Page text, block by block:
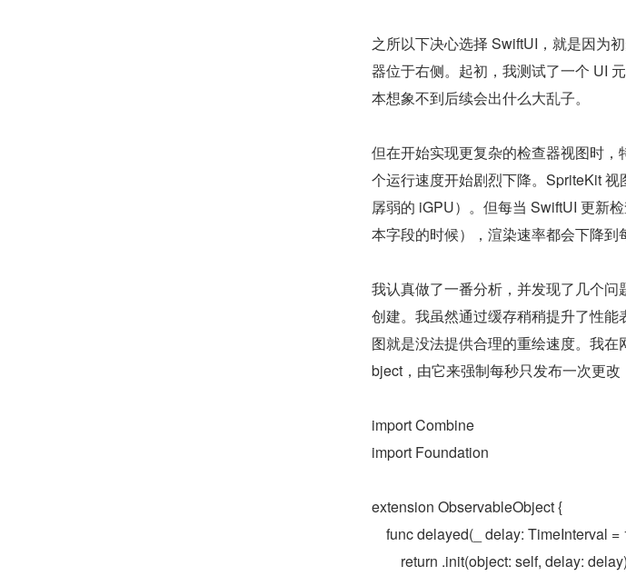
之所以下决心选择 SwiftUI，就是因为
器位于右侧。起初，我测试了一个 UI
本想象不到后续会出什么大乱子。
但在开始实现更复杂的检查器视图时
个运行速度开始剧烈下降。SpriteKit
孱弱的 iGPU）。但每当 SwiftUI 更新
本字段的时候），渲染速率都会下降到
我认真做了一番分析，并发现了几个
创建。我虽然通过缓存稍稍提升了性
图就是没法提供合理的重绘速度。我
bject，由它来强制每秒只发布一次更改
import Combine
import Foundation
extension ObservableObject {
func delayed(_ delay: